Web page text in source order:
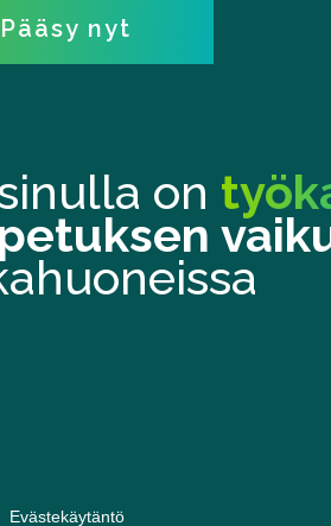
on
Pääsy nyt
Evästekäytäntö